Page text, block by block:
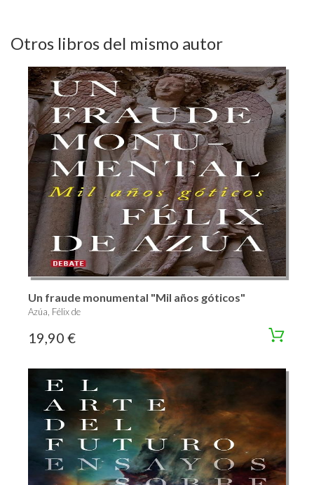
Otros libros del mismo autor
Un fraude monumental "Mil años góticos"
Azúa, Félix de
19,90 €